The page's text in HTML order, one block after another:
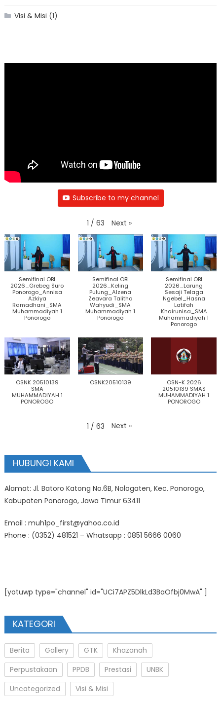
Visi & Misi (1)
Subscribe to my channel
1 / 63 Next »
Semifinal OBI
2026_Grebeg Suro
Ponorogo_Annisa
Azkiya
Ramadhani_SMA
Muhammadiyah 1
Ponorogo
Semifinal OBI
2026_Keling
Pulung_Alzena
Zeavara Talitha
Wahyudi_SMA
Muhammadiyah 1
Ponorogo
Semifinal OBI
2026_Larung
Sesaji Telaga
Ngebel_Hasna
Latifah
Khairunisa_SMA
Muhammadiyah 1
Ponorogo
OSNK 20510139
SMA
MUHAMMADIYAH 1
PONOROGO
OSNK20510139
OSN-K 2026
20510139 SMAS
MUHAMMADIYAH 1
PONOROGO
1 / 63 Next »
HUBUNGI KAMI
Alamat: Jl. Batoro Katong No.6B, Nologaten, Kec. Ponorogo,
Kabupaten Ponorogo, Jawa Timur 63411
Email : muh1po_first@yahoo.co.id
Phone : (0352) 481521 – Whatsapp : 0851 5666 0060
[yotuwp type="channel" id="UCi7APZ5DlkLd3BaOfbj0MwA" ]
KATEGORI
Berita Gallery GTK
Khazanah
Perpustakaan
PPDB Prestasi
UNBK
Uncategorized
Visi & Misi